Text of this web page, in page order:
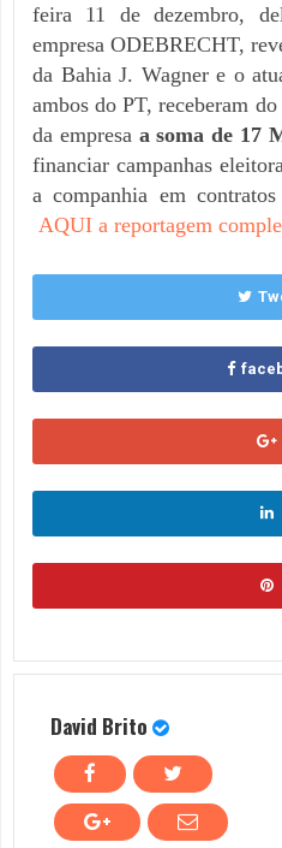
feira 11 de dezembro,
empresa ODEBRECHT,
da Bahia J. Wagner e o
ambos do PT, receberam
da empresa a soma de 17
financiar campanhas
a companhia em
AQUI a reportagem
David Brito